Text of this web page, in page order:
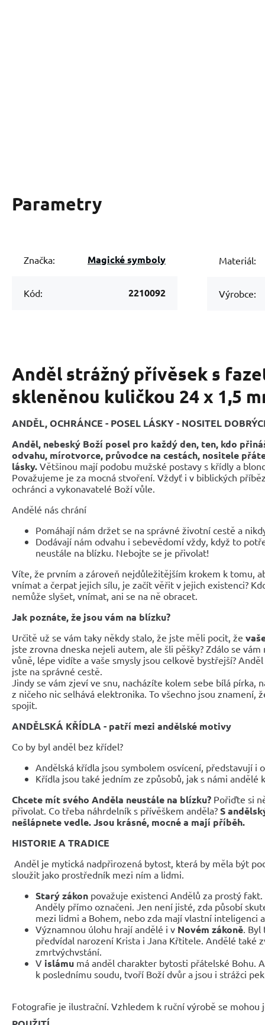
Parametry
Značka: Magické symboly
Kód: 2210092
Materiál:
Výrobce:
Anděl strážný přívěsek s
skleněnou kuličkou 24 x 1,5
ANDĚL, OCHRÁNCE - POSEL LÁSKY - NOSITEL
Anděl, nebeský Boží posel pro každý den, ten, kdo
odvahu, mírotvorce, průvodce na cestách, nositele
lásky. Většinou mají podobu mužské postavy s křídly a
Považujeme je za mocná stvoření. Vždyť i v biblických
ochránci a vykonavatelé Boží vůle.
Andělé nás chrání
Pomáhají nám držet se na správné životní cestě a
Dodávají nám odvahu i sebevědomí vždy, když to
neustále na blízku. Nebojte se je přivolat!
Víte, že prvním a zároveň nejdůležitějším krokem k tomu,
vnímat a čerpat jejich sílu, je začít věřit v jejich existenci?
nemůže slyšet, vnímat, ani se na ně obracet.
Jak poznáte, že jsou vám na blízku?
Určitě už se vám taky někdy stalo, že jste měli pocit, že
jste zrovna dneska nejeli autem, ale šli pěšky? Zdálo se
vůně, lépe vidíte a vaše smysly jsou celkově bystřejší?
jste na správné cestě.
Jindy se vám zjeví ve snu, nacházíte kolem sebe bílá pírka,
z ničeho nic selhává elektronika. To všechno jsou znamení,
spojit.
ANDĚLSKÁ KŘÍDLA - patří mezi andělské motivy
Co by byl anděl bez křídel?
Andělská křídla jsou symbolem osvícení, představují i
Křídla jsou také jedním ze způsobů, jak s námi andělé
Chcete mít svého Anděla neustále na blízku? Pořiďte si
přivolat. Co třeba náhrdelník s přívěškem anděla? S
nešlápnete vedle. Jsou krásné, mocné a mají příběh.
HISTORIE A TRADICE
Anděl je mytická nadpřirozená bytost, která by měla být
sloužit jako prostředník mezi ním a lidmi.
Starý zákon považuje existenci Andělů za prostý
Anděly přímo označeni. Jen není jisté, zda působí
mezi lidmi a Bohem, nebo zda mají vlastní inteligenci
Významnou úlohu hrají andělé i v Novém zákoně .
předvídal narození Krista i Jana Křtitele. Andělé také
zmrtvýchvstání.
V islámu má anděl charakter bytosti přátelské Bohu.
k poslednímu soudu, tvoří Boží dvůr a jsou i strážci
Fotografie je ilustrační. Vzhledem k ruční výrobě se